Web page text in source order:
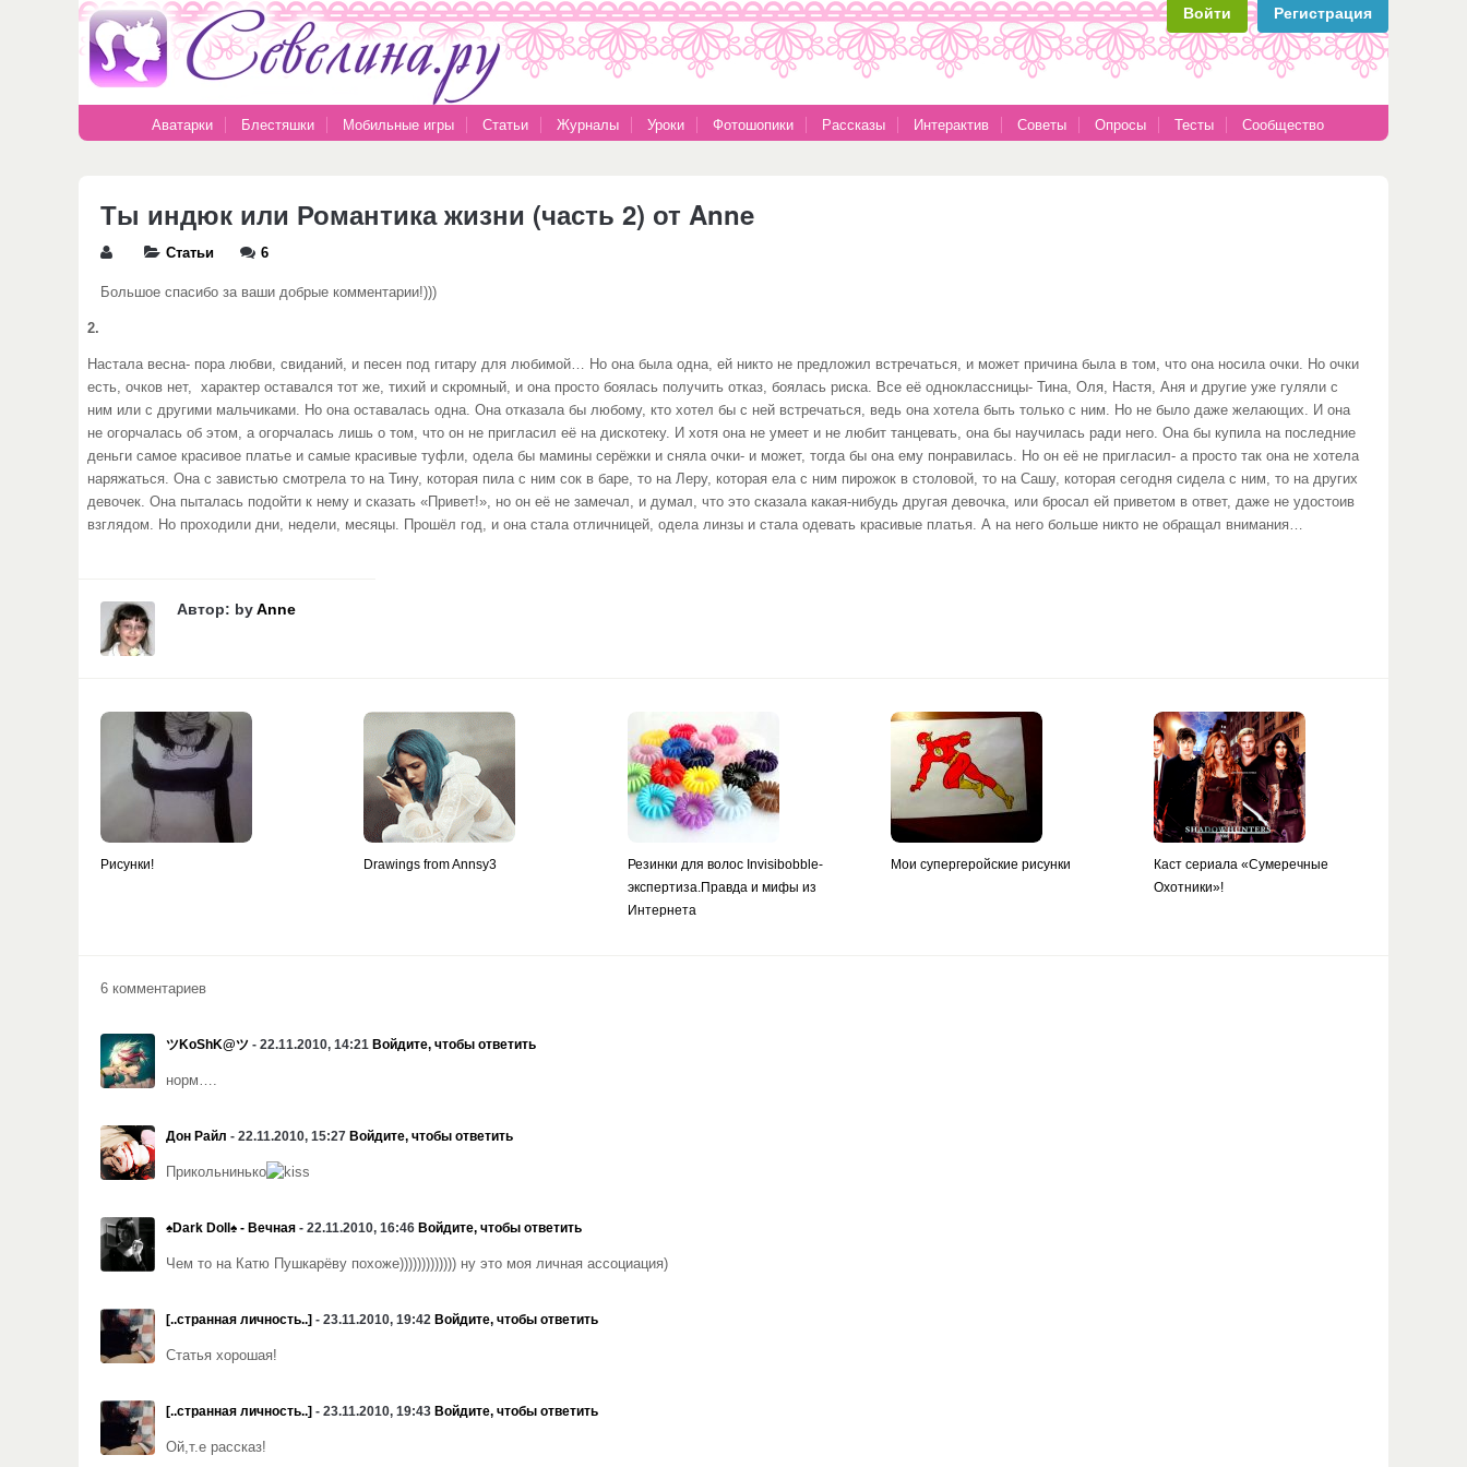
Войти Регистрация
Аватарки Блестяшки Мобильные игры Статьи Журналы Уроки Фотошопики Рассказы Интерактив Советы Опросы Тесты Сообщество
Ты индюк или Романтика жизни (часть 2) от Anne
Статьи 6
Большое спасибо за ваши добрые комментарии!)))
2.
Настала весна- пора любви, свиданий, и песен под гитару для любимой… Но она была одна, ей никто не предложил встречаться, и может причина была в том, что она носила очки. Но очки
есть, очков нет, характер оставался тот же, тихий и скромный, и она просто боялась получить отказ, боялась риска. Все её одноклассницы- Тина, Оля, Настя, Аня и другие уже гуляли с
ним или с другими мальчиками. Но она оставалась одна. Она отказала бы любому, кто хотел бы с ней встречаться, ведь она хотела быть только с ним. Но не было даже желающих. И она
не огорчалась об этом, а огорчалась лишь о том, что он не пригласил её на дискотеку. И хотя она не умеет и не любит танцевать, она бы научилась ради него. Она бы купила на последние
деньги самое красивое платье и самые красивые туфли, одела бы мамины серёжки и сняла очки- и может, тогда бы она ему понравилась. Но он её не пригласил- а просто так она не хотела
наряжаться. Она с завистью смотрела то на Тину, которая пила с ним сок в баре, то на Леру, которая ела с ним пирожок в столовой, то на Сашу, которая сегодня сидела с ним, то на других
девочек. Она пыталась подойти к нему и сказать «Привет!», но он её не замечал, и думал, что это сказала какая-нибудь другая девочка, или бросал ей приветом в ответ, даже не удостоив
взглядом. Но проходили дни, недели, месяцы. Прошёл год, и она стала отличницей, одела линзы и стала одевать красивые платья. А на него больше никто не обращал внимания…
Автор: byAnne
Рисунки! Drawings from Annsy3
Резинки для волос Invisibobble-
экспертиза.Правда и мифы из
Интернета
Мои супергеройские рисунки
Каст сериала «Сумеречные
Охотники»!
6 комментариев
ツKoShK@ツ - 22.11.2010, 14:21 Войдите, чтобы ответить
норм….
Дон Райл - 22.11.2010, 15:27 Войдите, чтобы ответить
Прикольнинько
♠Dark Doll♠ - Вечная - 22.11.2010, 16:46 Войдите, чтобы ответить
Чем то на Катю Пушкарёву похоже))))))))))))) ну это моя личная ассоциация)
[..странная личность..] - 23.11.2010, 19:42 Войдите, чтобы ответить
Статья хорошая!
[..странная личность..] - 23.11.2010, 19:43 Войдите, чтобы ответить
Ой,т.е рассказ!